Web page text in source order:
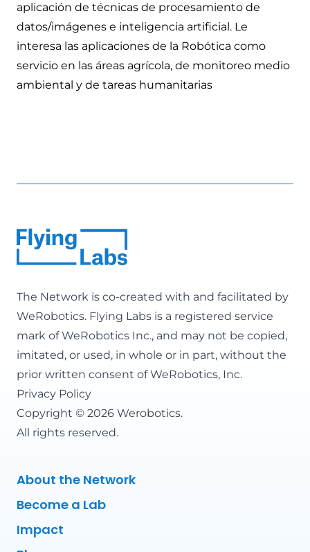
aplicación de técnicas de procesamiento de
datos/imágenes e inteligencia artificial. Le
interesa las aplicaciones de la Robótica como
servicio en las áreas agrícola, de monitoreo medio
ambiental y de tareas humanitarias
The Network is co-created with and facilitated by
WeRobotics. Flying Labs is a registered service
mark of WeRobotics Inc., and may not be copied,
imitated, or used, in whole or in part, without the
prior written consent of WeRobotics, Inc.
Privacy Policy
Copyright © 2026 Werobotics.
All rights reserved.
About the Network
Become a Lab
Impact